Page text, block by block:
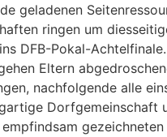
geladenen
ringen um
DFB-Pokal-Achtelfinale.
Eltern
nachfolgende alle
Dorfgemeinschaft